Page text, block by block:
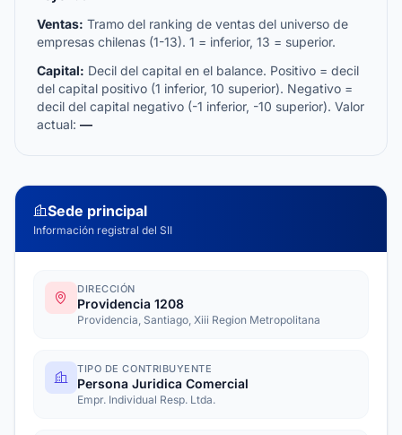
Ventas: Tramo del ranking de ventas del universo de
empresas chilenas (1-13). 1 = inferior, 13 = superior.
Capital: Decil del capital en el balance. Positivo = decil
del capital positivo (1 inferior, 10 superior). Negativo =
decil del capital negativo (-1 inferior, -10 superior). Valor
actual: —
Sede principal
Información registral del SII
DIRECCIÓN
Providencia 1208
Providencia, Santiago, Xiii Region Metropolitana
TIPO DE CONTRIBUYENTE
Persona Juridica Comercial
Empr. Individual Resp. Ltda.